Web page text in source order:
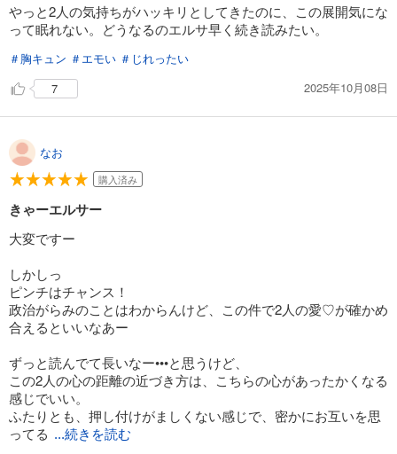
やっと2人の気持ちがハッキリとしてきたのに、この展開気にな
って眠れない。どうなるのエルサ早く続き読みたい。
＃胸キュン ＃エモい ＃じれったい
7
2025年10月08日
なお
購入済み
きゃーエルサー
大変ですー
しかしっ
ピンチはチャンス！
政治がらみのことはわからんけど、この件で2人の愛♡が確かめ
合えるといいなあー
ずっと読んでて長いなー•••と思うけど、
この2人の心の距離の近づき方は、こちらの心があったかくなる
感じでいい。
ふたりとも、押し付けがましくない感じで、密かにお互いを思
ってる ...続きを読む